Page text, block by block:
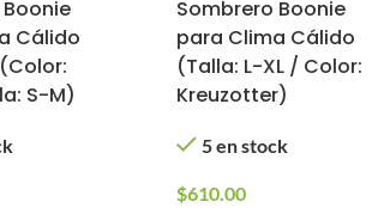
Cálido
S-M)
Sombrero Boonie
para Clima Cálido
(Talla: L-XL / Color:
Kreuzotter)
5 en stock
$610.00